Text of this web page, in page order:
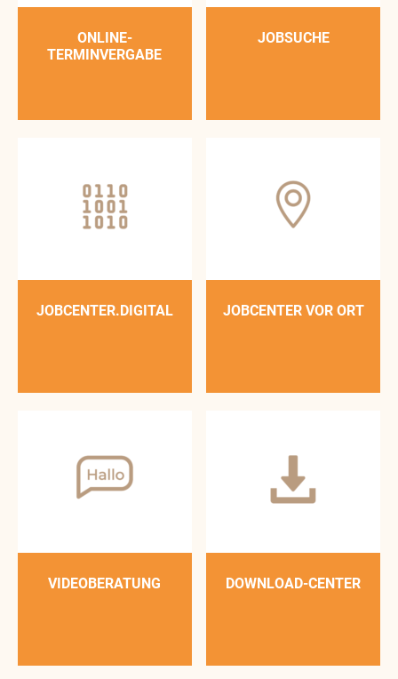
ONLINE-
TERMINVERGABE
JOBSUCHE
JOBCENTER­­­­.DIGITAL JOBCENTER VOR ORT
VIDEOBERATUNG DOWNLOAD-CENTER